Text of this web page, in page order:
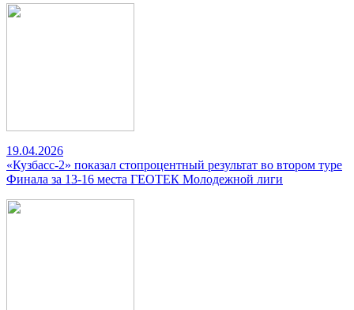
19.04.2026
«Кузбасс-2» показал стопроцентный результат во втором туре
Финала за 13-16 места ГЕОТЕК Молодежной лиги